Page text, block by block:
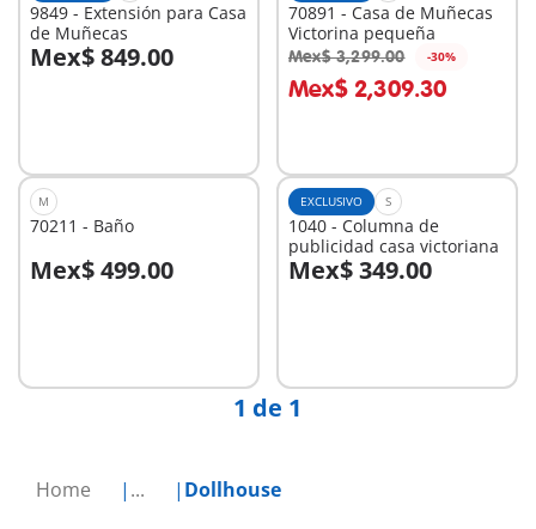
Home ... Dollhouse
9849 - Extensión para Casa
de Muñecas
Mex$ 849.00
A la cesta
70891 - Casa de Muñecas
Victorina pequeña
Mex$ 3,299.00 -30%
Mex$ 2,309.30
A la cesta
M
70211 - Baño
Mex$ 499.00
EXCLUSIVO S
1040 - Columna de
publicidad casa victoriana
Mex$ 349.00
A la cesta
1 de 1